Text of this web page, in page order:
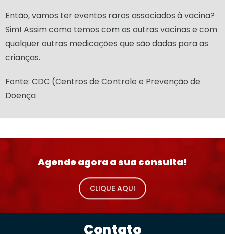
Então, vamos ter eventos raros associados à vacina?
Sim! Assim como temos com as outras vacinas e com
qualquer outras medicações que são dadas para as
crianças.
Fonte: CDC (Centros de Controle e Prevenção de
Doença
Agende agora a sua consulta!
CLIQUE AQUI
Contato